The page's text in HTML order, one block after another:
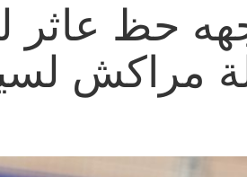
حظ
مراكش